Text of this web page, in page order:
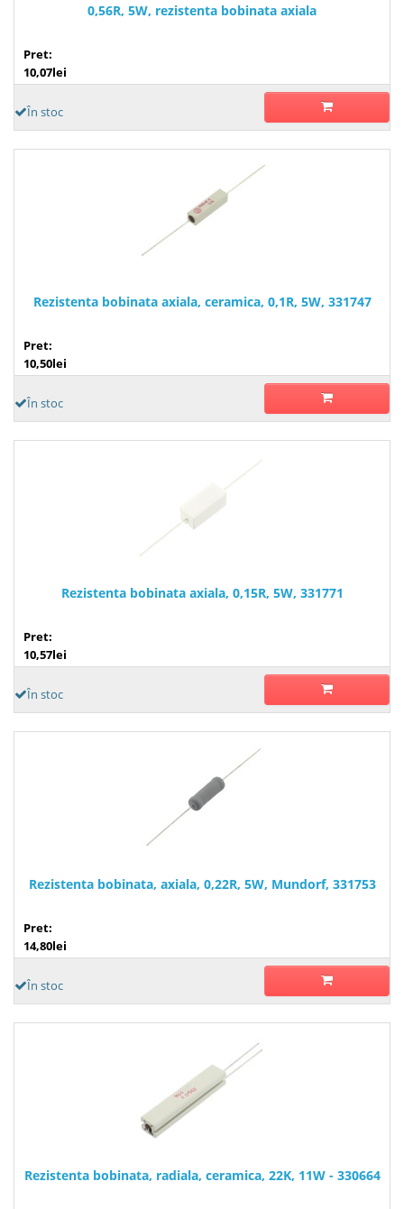
0,56R, 5W, rezistenta bobinata axiala
Pret:
10,07lei
În stoc
Rezistenta bobinata axiala, ceramica, 0,1R, 5W, 331747
Pret:
10,50lei
În stoc
Rezistenta bobinata axiala, 0,15R, 5W, 331771
Pret:
10,57lei
În stoc
Rezistenta bobinata, axiala, 0,22R, 5W, Mundorf, 331753
Pret:
14,80lei
În stoc
Rezistenta bobinata, radiala, ceramica, 22K, 11W - 330664